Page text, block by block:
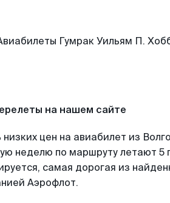
на нашем сайте
цен на авиабилет из
неделю по маршруту летают 5
самая дорогая из
Аэрофлот.